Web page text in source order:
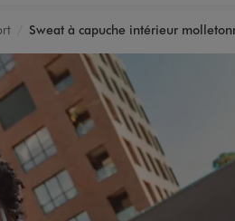
Sweat à capuche intérieur